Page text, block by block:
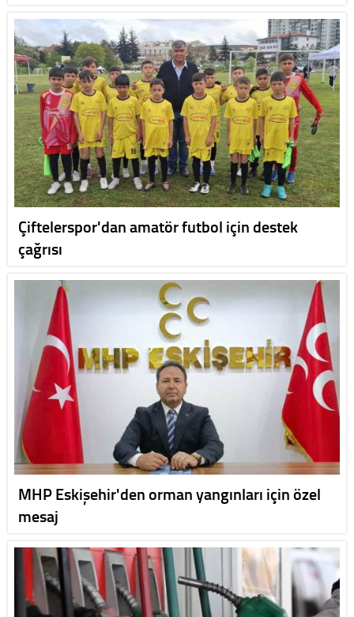
Çiftelerspor'dan amatör futbol için destek
çağrısı
MHP Eskişehir'den orman yangınları için özel
mesaj